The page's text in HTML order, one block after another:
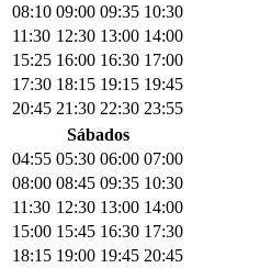
08:10 09:00 09:35 10:30
11:30 12:30 13:00 14:00
15:25 16:00 16:30 17:00
17:30 18:15 19:15 19:45
20:45 21:30 22:30 23:55
Sábados
04:55 05:30 06:00 07:00
08:00 08:45 09:35 10:30
11:30 12:30 13:00 14:00
15:00 15:45 16:30 17:30
18:15 19:00 19:45 20:45